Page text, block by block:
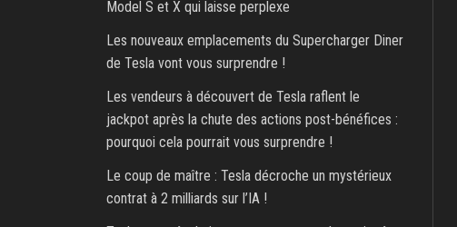
Model S et X qui laisse perplexe
Les nouveaux emplacements du Supercharger Diner
de Tesla vont vous surprendre !
Les vendeurs à découvert de Tesla raflent le
jackpot après la chute des actions post-bénéfices :
pourquoi cela pourrait vous surprendre !
Le coup de maître : Tesla décroche un mystérieux
contrat à 2 milliards sur l’IA !